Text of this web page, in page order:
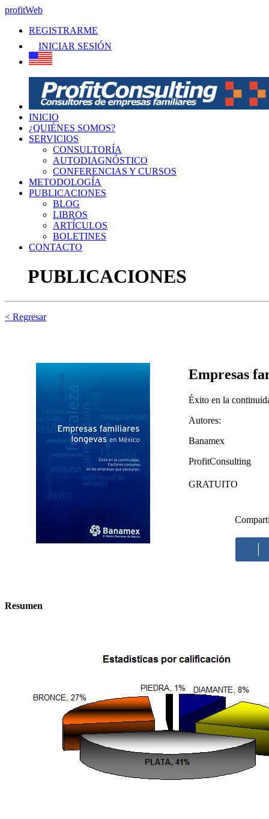
profitWeb
REGISTRARME
INICIAR SESIÓN
INICIO
¿QUIÉNES SOMOS?
SERVICIOS
CONSULTORÍA
AUTODIAGNÓSTICO
CONFERENCIAS Y CURSOS
METODOLOGÍA
PUBLICACIONES
BLOG
LIBROS
ARTÍCULOS
BOLETINES
CONTACTO
PUBLICACIONES
< Regresar
Empresas
Éxito en la
Autores:
Banamex
ProfitConsulting
GRATUITO
Resumen